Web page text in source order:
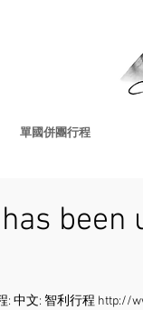
單國併團行程
been
中文: 智利行程 http://